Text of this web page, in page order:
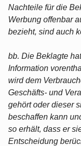
Nachteile für die
Werbung offenbar
bezieht, sind auch
bb. Die Beklagte
Information
wird dem
Geschäfts- und
gehört oder dieser
beschaffen kann
so erhält, dass er
Entscheidung